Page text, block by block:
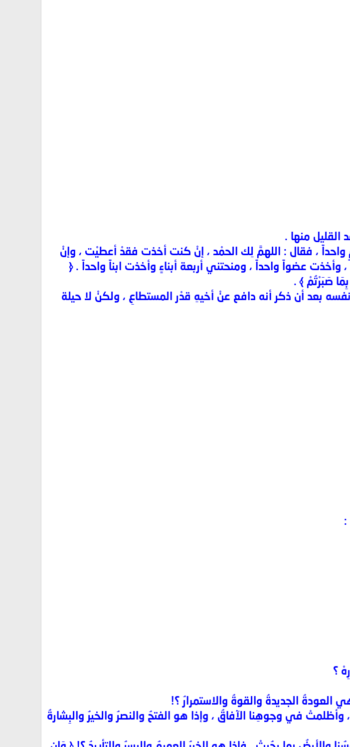
القليل منها .
واحداً ، فقال : اللهمَّ لِك الحمْد ، إنْ كنت أخذت فقدْ أعطيْت ، وإنْ
عضواً واحداً ، ومنحتني أربعة أبناءٍ وأخذت ابناً واحداً . ﴿
صَبَرْتُمْ ﴾ .
بعد أن ذكر أنه دافع عنْ أخيهِ قدْر المستطاعِ ، ولكنْ لا حيلة
:
؟
العودةُ الجديدةُ والقوةُ والاستمرارُ ؟!
في وجوهِنا الآفاقُ ، وإذا هو الفتحُ والنصرُ والخيرُ والبِشارةُ